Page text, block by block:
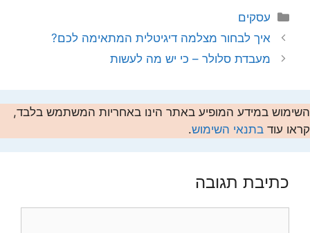
קטגוריות
עסקים
איך לבחור מצלמה דיגיטלית המתאימה לכם?
מעבדת סלולר – כי יש מה לעשות
השימוש במידע המופיע באתר הינו באחריות המשתמש בלבד,
קראו עוד בתנאי השימוש.
כתיבת תגובה